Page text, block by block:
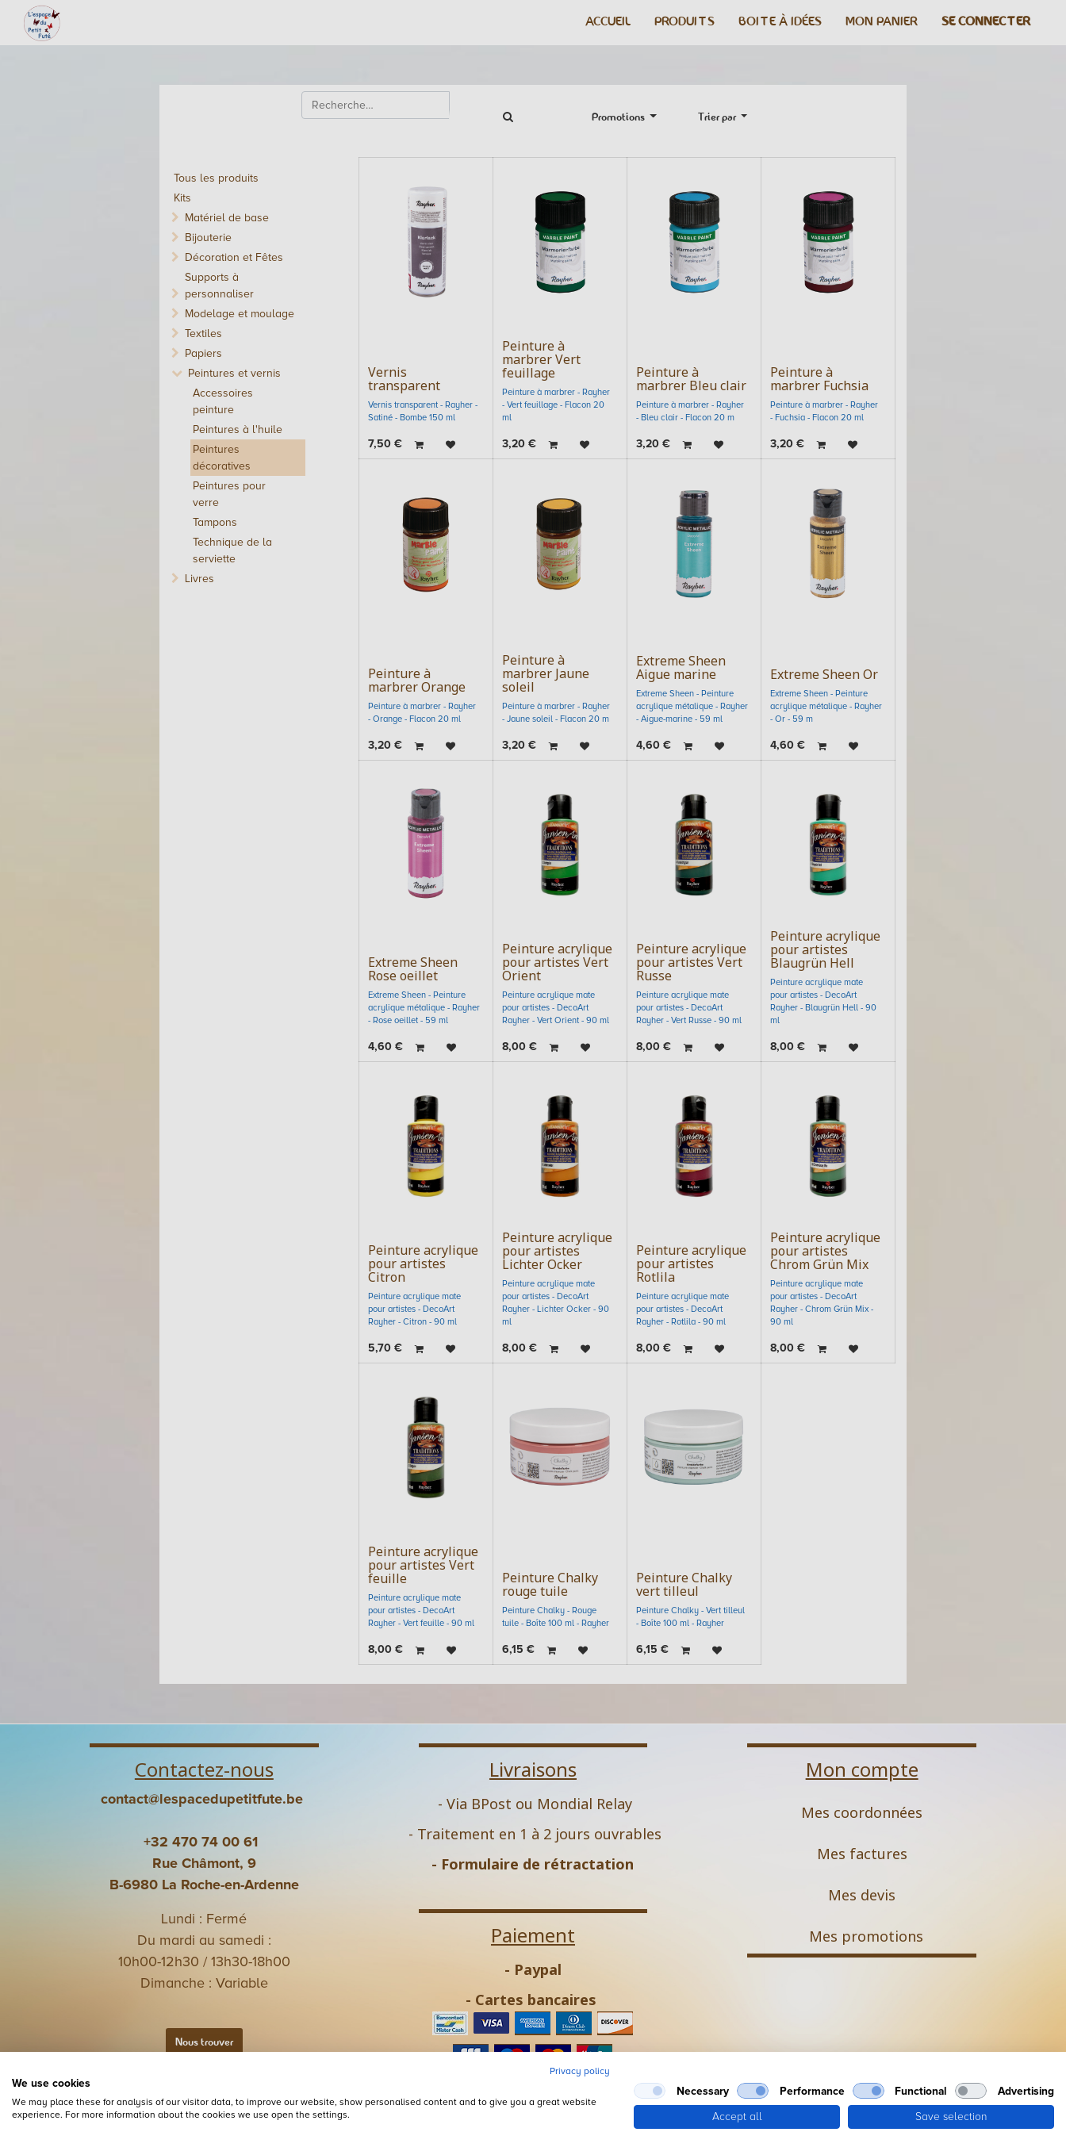
ACCUEIL PRODUITS BOITE À IDÉES MON PANIER SE CONNECTER
Promotions Trier par
Tous les produits
Kits
Matériel de base
Bijouterie
Décoration et Fêtes
Supports à
personnaliser
Modelage et moulage
Textiles
Papiers
Peintures et vernis
Accessoires
peinture
Peintures à l'huile
Peintures
décoratives
Peintures pour
verre
Tampons
Technique de la
serviette
Livres
Vernis
transparent
Vernis transparent - Rayher -
Satiné - Bombe 150 ml
7,50€
Peinture à
marbrer Vert
feuillage
Peinture à marbrer - Rayher
- Vert feuillage - Flacon 20
ml
3,20€
Peinture à
marbrer Bleu clair
Peinture à marbrer - Rayher
- Bleu clair - Flacon 20 m
3,20€
Peinture à
marbrer Fuchsia
Peinture à marbrer - Rayher
- Fuchsia - Flacon 20 ml
3,20€
Peinture à
marbrer Orange
Peinture à marbrer - Rayher
- Orange - Flacon 20 ml
3,20€
Peinture à
marbrer Jaune
soleil
Peinture à marbrer - Rayher
- Jaune soleil - Flacon 20 m
3,20€
Extreme Sheen
Aigue marine
Extreme Sheen - Peinture
acrylique métalique - Rayher
- Aigue-marine - 59 ml
4,60€
Extreme Sheen Or
Extreme Sheen - Peinture
acrylique métalique - Rayher
- Or - 59 m
4,60€
Extreme Sheen
Rose oeillet
Extreme Sheen - Peinture
acrylique métalique - Rayher
- Rose oeillet - 59 ml
4,60€
Peinture acrylique
pour artistes Vert
Orient
Peinture acrylique mate
pour artistes - DecoArt
Rayher - Vert Orient - 90 ml
8,00€
Peinture acrylique
pour artistes Vert
Russe
Peinture acrylique mate
pour artistes - DecoArt
Rayher - Vert Russe - 90 ml
8,00€
Peinture acrylique
pour artistes
Blaugrün Hell
Peinture acrylique mate
pour artistes - DecoArt
Rayher - Blaugrün Hell - 90
ml
8,00€
Peinture acrylique
pour artistes
Citron
Peinture acrylique mate
pour artistes - DecoArt
Rayher - Citron - 90 ml
5,70€
Peinture acrylique
pour artistes
Lichter Ocker
Peinture acrylique mate
pour artistes - DecoArt
Rayher - Lichter Ocker - 90
ml
8,00€
Peinture acrylique
pour artistes
Rotlila
Peinture acrylique mate
pour artistes - DecoArt
Rayher - Rotlila - 90 ml
8,00€
Peinture acrylique
pour artistes
Chrom Grün Mix
Peinture acrylique mate
pour artistes - DecoArt
Rayher - Chrom Grün Mix -
90 ml
8,00€
Peinture acrylique
pour artistes Vert
feuille
Peinture acrylique mate
pour artistes - DecoArt
Rayher - Vert feuille - 90 ml
8,00€
Peinture Chalky
rouge tuile
Peinture Chalky - Rouge
tuile - Boîte 100 ml - Rayher
6,15 €
Peinture Chalky
vert tilleul
Peinture Chalky - Vert tilleul
- Boîte 100 ml - Rayher
6,15 €
Contactez-nous
contact@lespacedupetitfute.be
+32 470 74 00 61
Rue Châmont, 9
B-6980 La Roche-en-Ardenne
Lundi : Fermé
Du mardi au samedi :
10h00-12h30 / 13h30-18h00
Dimanche : Variable
Nous trouver
Livraisons
- Via BPost ou Mondial Relay
- Traitement en 1 à 2 jours ouvrables
- Formulaire de rétractation
Paiement
- Paypal
- Cartes bancaires
Mon compte
Mes coordonnées
Mes factures
Mes devis
Mes promotions
Mentions légales
Privacy policy
We use cookies
We may place these for analysis of our visitor data, to improve our website, show personalised content and to give you a great website
experience. For more information about the cookies we use open the settings.
Necessary Performance Functional
Advertising
Accept all
Save selection